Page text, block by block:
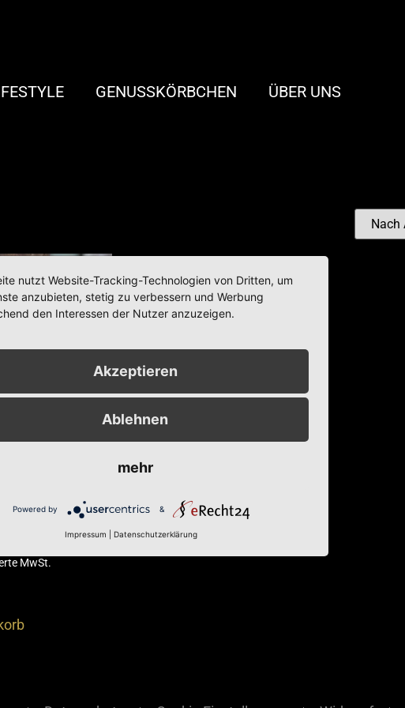
GENUSSKÖRBCHEN ÜBER UNS
Pfeffer
MwSt.
nutzt Website-Tracking-Technologien von Dritten, um
anzubieten, stetig zu verbessern und Werbung
den Interessen der Nutzer anzuzeigen.
Akzeptieren
Ablehnen
mehr
Powered by &
Impressum Datenschutzerklärung